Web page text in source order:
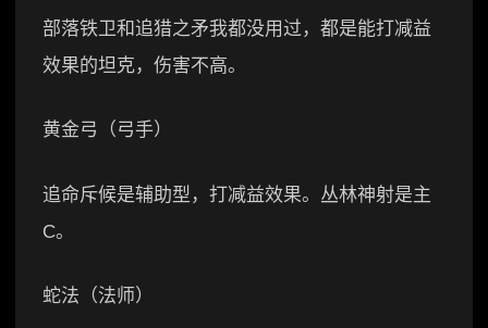
部落铁卫和追猎之矛我都没用过，都是能打减益
效果的坦克，伤害不高。
黄金弓（弓手）
追命斥候是辅助型，打减益效果。丛林神射是主
C。
蛇法（法师）